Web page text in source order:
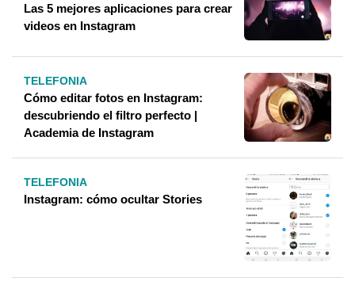
Las 5 mejores aplicaciones para crear
videos en Instagram
TELEFONIA
Cómo editar fotos en Instagram:
descubriendo el filtro perfecto |
Academia de Instagram
TELEFONIA
Instagram: cómo ocultar Stories